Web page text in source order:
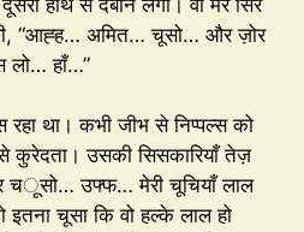
“आह्ह… अमित… चूसो… और ज़ोर
लो… हाँ…”
रहा था। कभी जीभ से निप्पल्स को
कुरेदता। उसकी सिसकारियाँ तेज़
चूसो… उफ्फ… मेरी चूचियाँ लाल
चूसा कि वो हल्के लाल हो